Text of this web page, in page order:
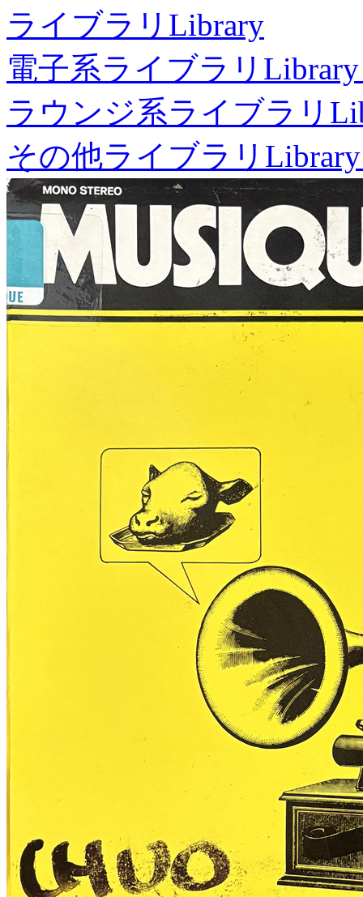
ライブラリ Library
電子系ライブラリ
ラウンジ系ライブラリ
その他ライブラリ